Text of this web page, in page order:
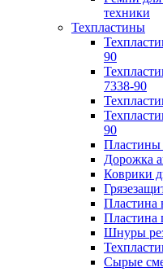
техники
Техпластины
90
7338-90
90
Пластины
Дорожка
Коврики
Пластина
Пластина
Шнуры
Сырые